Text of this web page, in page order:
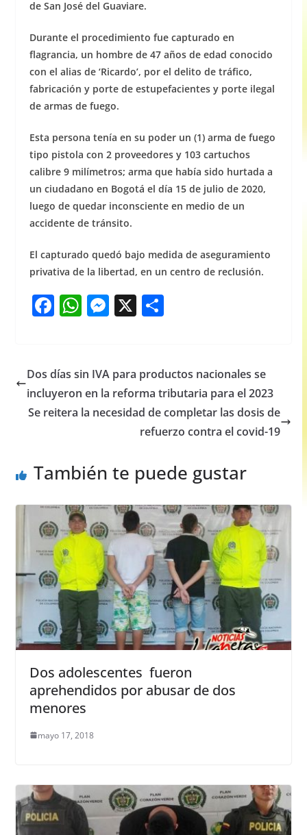
de San José del Guaviare.
Durante el procedimiento fue capturado en
flagrancia, un hombre de 47 años de edad conocido
con el alias de ‘Ricardo’, por el delito de tráfico,
fabricación y porte de estupefacientes y porte ilegal
de armas de fuego.
Esta persona tenía en su poder un (1) arma de fuego
tipo pistola con 2 proveedores y 103 cartuchos
calibre 9 milímetros; arma que había sido hurtada a
un ciudadano en Bogotá el día 15 de julio de 2020,
luego de quedar inconsciente en medio de un
accidente de tránsito.
El capturado quedó bajo medida de aseguramiento
privativa de la libertad, en un centro de reclusión.
F
e
b
o
W
s
A
p
M
e
n
g
X S
e
Dos días sin IVA para productos nacionales se
incluyeron en la reforma tributaria para el 2023
Se reitera la necesidad de completar las dosis de
refuerzo contra el covid-19
También te puede gustar
Dos adolescentes fueron
aprehendidos por abusar de dos
menores
mayo 17, 2018